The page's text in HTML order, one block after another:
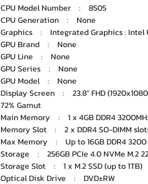
CPU Model Number : 8505
CPU Generation : None
Graphics : Integrated Graphics : Intel
GPU Brand : None
GPU Line : None
GPU Series : None
GPU Model : None
Display Screen : 23.8" FHD
72% Gamut
Main Memory : 1 x 4GB DDR4
Memory Slot : 2 x DDR4 SO-DIMM
Max Memory : Up to 16GB DDR4 3200
Storage : 256GB PCIe 4.0 NVMe M.2
Storage Slot : 1 x M.2 SSD (up to 1TB)
Optical Disk Drive : DVD±RW